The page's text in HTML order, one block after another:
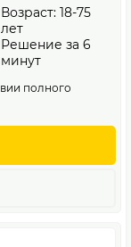
Возраст: 18-75
лет
Решение за 6
минут
полного